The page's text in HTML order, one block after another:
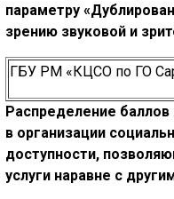
параметру «Д
зрению звуковой и
ГБУ РМ «КЦСО по ГО
Распределение
в организации
доступности,
услуги наравне с